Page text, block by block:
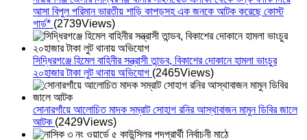
আসা বিপুল পরিমান ভারতীয় শাড়ি কাপড়সহ এক জনকে আটক করেছে কোস্ট
গার্ড* (2739Views)
সিদ্ধিরগঞ্জে হিমেল বাহিনীর সন্ত্রাসী তান্ডব, বিকাশের দোকানে হামলা ভাংচুর
২০হাজার টাকা লুট থানায় অভিযোগ (2465Views)
সোনারগাঁয়ে আলোচিত মাদক সম্রাট সোহাগ রনির আস্থাবাজন মামুন ডিবির জালে
আটক (2429Views)